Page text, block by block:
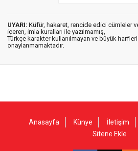
UYARI: Küfür, hakaret, rencide edici cümleler
içeren, imla kuralları ile yazılmamış,
Türkçe karakter kullanılmayan ve büyük
onaylanmamaktadır.
Anasayfa Künye İletişim
Sitene Ekle